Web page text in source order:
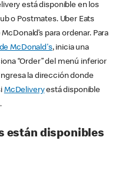
está disponible en los
o Postmates. Uber Eats
para ordenar. Para
McDonald's, inicia una
“Order” del menú inferior
Ingresa la dirección donde
McDeliveryestá disponible
están disponibles